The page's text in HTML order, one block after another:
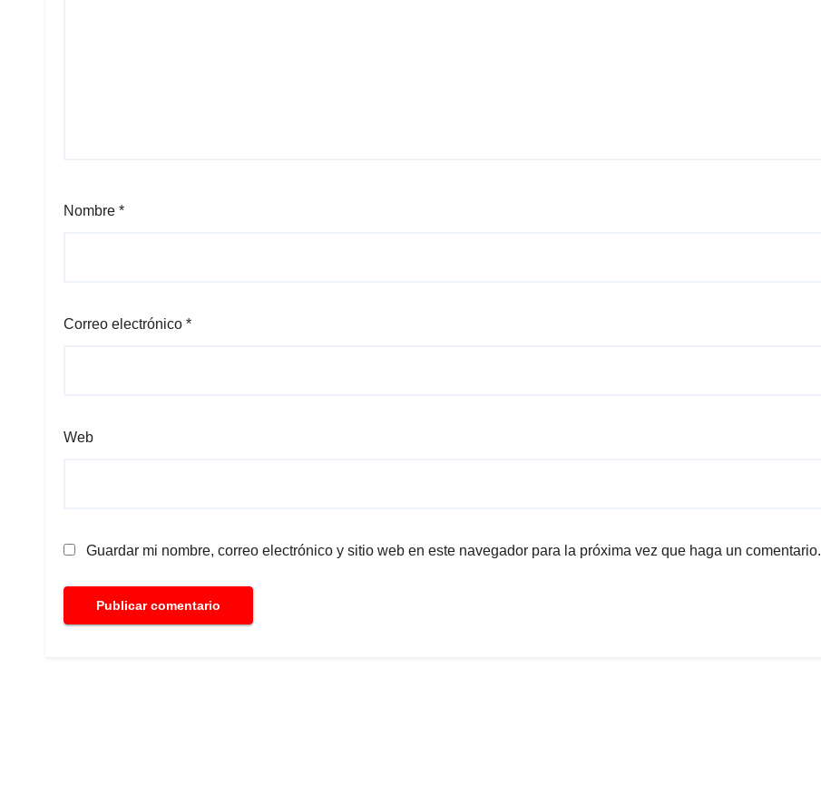
Nombre *
Correo electrónico *
Web
Guardar mi nombre, correo electrónico y sitio web en este navegador para la próxima vez que haga un comentario.